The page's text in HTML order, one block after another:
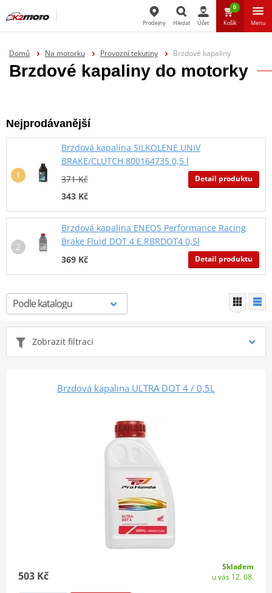
Hledat
Prodejny Hledat Účet
0
Košík Menu
Domů Na motorku Provozní tekutiny Brzdové kapaliny
Brzdové kapaliny do motorky
Nejprodávanější
Brzdová kapalina SILKOLENE UNIV
BRAKE/CLUTCH 800164735 0,5 l
371 Kč
343 Kč
Detail produktu
Brzdová kapalina ENEOS Performance Racing
Brake Fluid DOT 4 E.RBRDOT4 0,5l
369 Kč
Detail produktu
Zobrazit filtraci
Brzdová kapalina ULTRA DOT 4 / 0,5L
503 Kč
Skladem
u vás 12. 08.